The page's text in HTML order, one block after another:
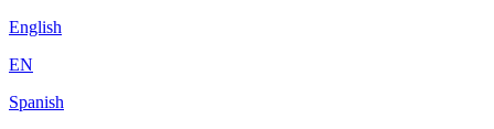
English
EN
Spanish